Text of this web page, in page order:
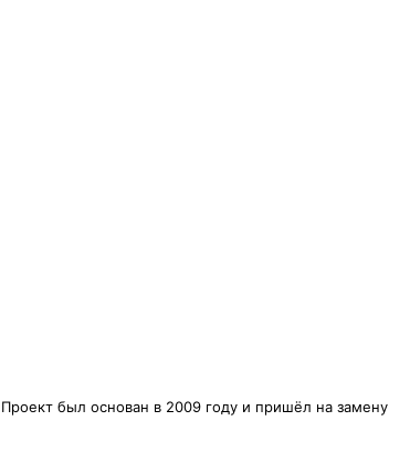
был основан в 2009 году и пришёл на замену